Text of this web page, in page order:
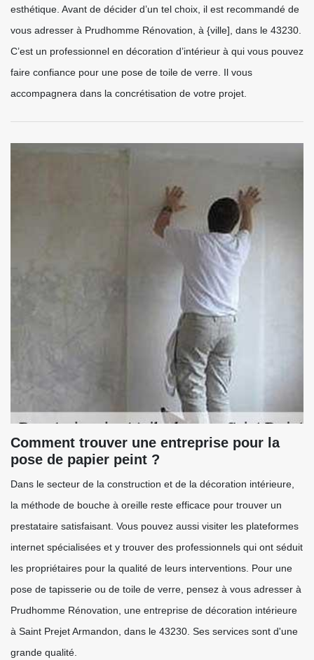
esthétique. Avant de décider d’un tel choix, il est recommandé de
vous adresser à Prudhomme Rénovation, à {ville], dans le 43230.
C’est un professionnel en décoration d’intérieur à qui vous pouvez
faire confiance pour une pose de toile de verre. Il vous
accompagnera dans la concrétisation de votre projet.
Comment trouver une entreprise pour la
pose de papier peint ?
Dans le secteur de la construction et de la décoration intérieure,
la méthode de bouche à oreille reste efficace pour trouver un
prestataire satisfaisant. Vous pouvez aussi visiter les plateformes
internet spécialisées et y trouver des professionnels qui ont séduit
les propriétaires pour la qualité de leurs interventions. Pour une
pose de tapisserie ou de toile de verre, pensez à vous adresser à
Prudhomme Rénovation, une entreprise de décoration intérieure
à Saint Prejet Armandon, dans le 43230. Ses services sont d'une
grande qualité.